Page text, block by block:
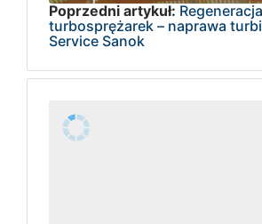
Poprzedni artykuł: Regeneracja
turbosprężarek – naprawa
Service Sanok